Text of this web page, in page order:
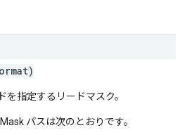
指定するリードマスク。
パスは次のとおりです。